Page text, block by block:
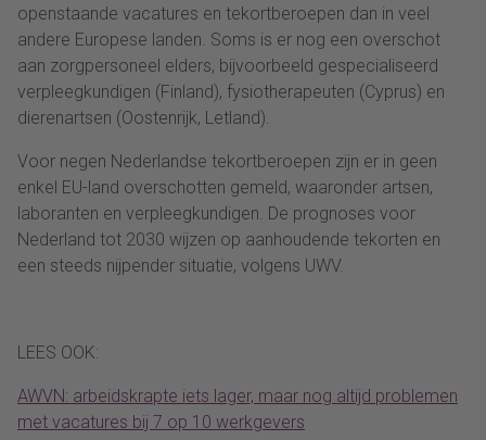
openstaande vacatures en tekortberoepen dan in veel
andere Europese landen. Soms is er nog een overschot
aan zorgpersoneel elders, bijvoorbeeld gespecialiseerd
verpleegkundigen (Finland), fysiotherapeuten (Cyprus) en
dierenartsen (Oostenrijk, Letland).
Voor negen Nederlandse tekortberoepen zijn er in geen
enkel EU-land overschotten gemeld, waaronder artsen,
laboranten en verpleegkundigen. De prognoses voor
Nederland tot 2030 wijzen op aanhoudende tekorten en
een steeds nijpender situatie, volgens UWV.
LEES OOK:
AWVN: arbeidskrapte iets lager, maar nog altijd problemen
met vacatures bij 7 op 10 werkgevers